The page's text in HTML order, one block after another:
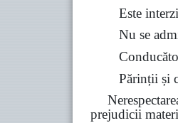
Este
Nu se
Părinții și
prejudicii